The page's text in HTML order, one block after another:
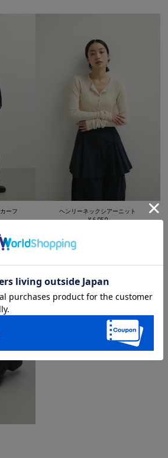
ーフ
ヘンリーネックシアーニット
¥ 6,050